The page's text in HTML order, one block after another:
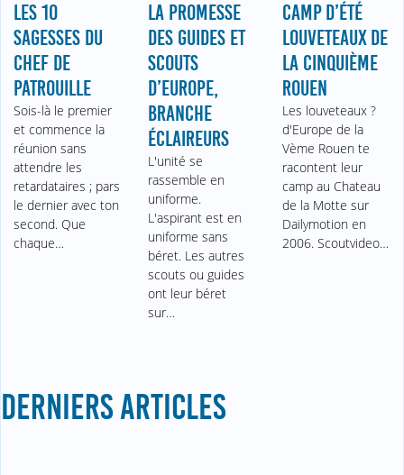
LES 10
SAGESSES DU
CHEF DE
PATROUILLE
Sois-là le premier
et commence la
réunion sans
attendre les
retardataires ; pars
le dernier avec ton
second. Que
chaque…
LA PROMESSE
DES GUIDES ET
SCOUTS
D’EUROPE,
BRANCHE
ÉCLAIREURS
L'unité se
rassemble en
uniforme.
L'aspirant est en
uniforme sans
béret. Les autres
scouts ou guides
ont leur béret
sur…
CAMP D’ÉTÉ
LOUVETEAUX DE
LA CINQUIÈME
ROUEN
Les louveteaux ?
d'Europe de la
Vème Rouen te
racontent leur
camp au Chateau
de la Motte sur
Dailymotion en
2006. Scoutvideo…
DERNIERS ARTICLES